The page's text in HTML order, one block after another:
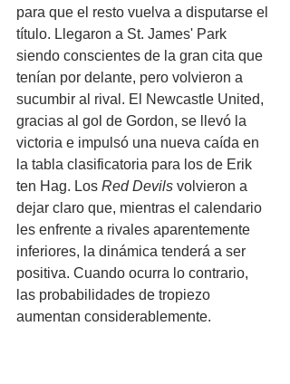
para que el resto vuelva a disputarse el
título. Llegaron a St. James' Park
siendo conscientes de la gran cita que
tenían por delante, pero volvieron a
sucumbir al rival. El Newcastle United,
gracias al gol de Gordon, se llevó la
victoria e impulsó una nueva caída en
la tabla clasificatoria para los de Erik
ten Hag. Los Red Devils volvieron a
dejar claro que, mientras el calendario
les enfrente a rivales aparentemente
inferiores, la dinámica tenderá a ser
positiva. Cuando ocurra lo contrario,
las probabilidades de tropiezo
aumentan considerablemente.